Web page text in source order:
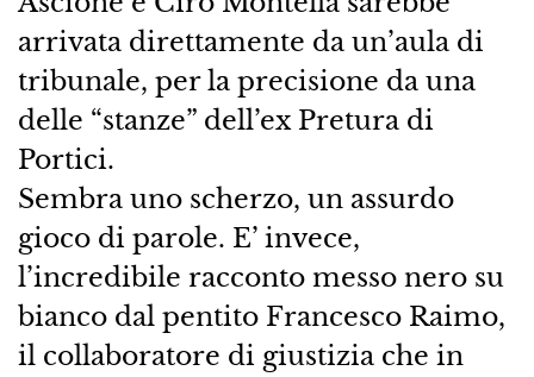
arrivata direttamente da un’aula di
tribunale, per la precisione da una
delle “stanze” dell’ex Pretura di
Portici.
Sembra uno scherzo, un assurdo
gioco di parole. E’ invece,
l’incredibile racconto messo nero su
bianco dal pentito Francesco Raimo,
il collaboratore di giustizia che in